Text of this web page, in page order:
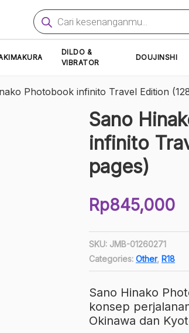
Products
search
DILDO &
VIBRATOR
DOUJINSHI
Photobook infinito Travel Edition
Sano
infinito
pages)
Rp845,000
SKU: JMB-01260271
Categories: Other, R18
Sano Hinako
konsep
Okinawa dan